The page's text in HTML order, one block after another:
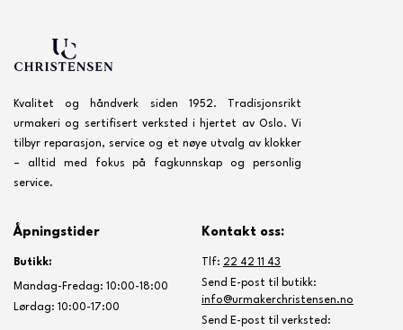
Kvalitet og håndverk siden 1952. Tradisjonsrikt
urmakeri og sertifisert verksted i hjertet av Oslo. Vi
tilbyr reparasjon, service og et nøye utvalg av klokker
– alltid med fokus på fagkunnskap og personlig
service.
Åpningstider
Butikk:
Mandag-Fredag: 10:00-18:00
Lørdag: 10:00-17:00
Kontakt oss:
Tlf: 22 42 11 43
Send E-post til butikk:
info@urmakerchristensen.no
Send E-post til verksted: